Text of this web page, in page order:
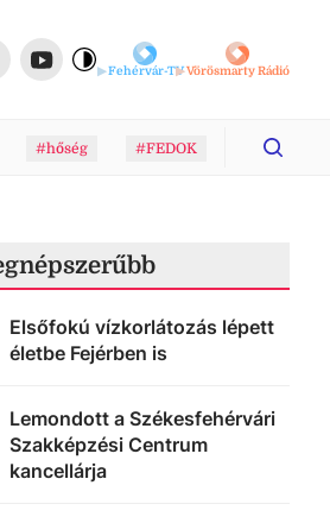
Fehérvár-TVVörösmarty Rádió
#hőség #FEDOK
Elsőfokú vízkorlátozás lépett
életbe Fejérben is
Lemondott a Székesfehérvári
Szakképzési Centrum
kancellárja